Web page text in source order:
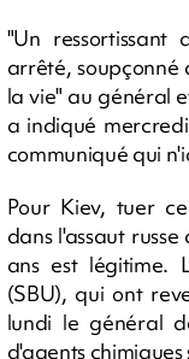
"Un
arrêté, soupçonné
la vie" au général
a indiqué
communiqué qui
Pour Kiev, tuer
dans l'assaut
ans est légitime.
(SBU), qui ont
lundi le général
d'agents